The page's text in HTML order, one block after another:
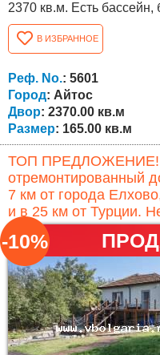
2370 кв.м. Есть
места и многое другое. Дом утеплен качественными
теплоизоляционными
пенополистиролом и
Отопление
автоматизированным
на...
В ИЗБРАННОЕ
Реф. No.: 5601
Город: Айтос
Двор: 2370.00 кв.м
Размер: 165.00 кв.м
ТОП ПРЕДЛОЖЕНИЕ!!!!
отремонтированный
7 км от города
и в 25 км от Турции.
-10%